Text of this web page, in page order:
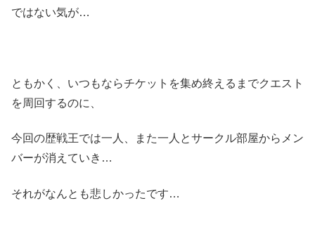
ではない気が…
ともかく、いつもならチケットを集め終えるまでクエスト
を周回するのに、
今回の歴戦王では一人、また一人とサークル部屋からメン
バーが消えていき…
それがなんとも悲しかったです…